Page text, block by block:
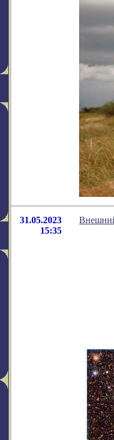
31.05.2023
15:35